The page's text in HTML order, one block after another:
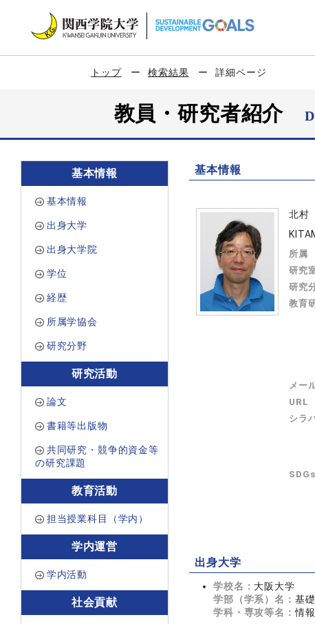
トップ 検索結果 詳細ページ
教員・研究者紹介
基本情報
基本情報
出身大学
出身大学院
学位
経歴
所属学協会
研究分野
研究活動
論文
書籍等出版物
共同研究・競争的資金等
の研究課題
教育活動
担当授業科目（学内）
学内運営
学内活動
社会貢献
基本情報
北村
所属
研究
研究
教育
メー
URL
シラ
出身大学
学校名： 大阪大学
学部（学系）名： 基
学科・専攻等名：情